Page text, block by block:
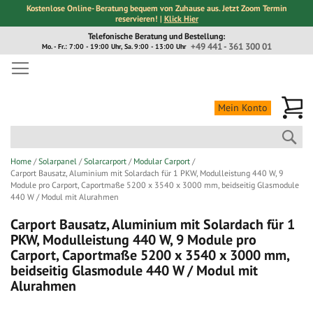
Kostenlose Online- Beratung bequem von Zuhause aus. Jetzt Zoom Termin
reservieren! | Klick Hier
Inhalt
Telefonische Beratung und Bestellung:
+49 441 - 361 300 01
Mo. - Fr.: 7:00 - 19:00 Uhr, Sa. 9:00 - 13:00 Uhr
Mein Konto
Home Solarpanel Solarcarport
Modular Carport
Carport Bausatz, Aluminium mit Solardach für 1 PKW, Modulleistung 440 W, 9
Module pro Carport, Caportmaße 5200 x 3540 x 3000 mm, beidseitig Glasmodule
440 W / Modul mit Alurahmen
Carport Bausatz, Aluminium mit Solardach für 1
PKW, Modulleistung 440 W, 9 Module pro
Carport, Caportmaße 5200 x 3540 x 3000 mm,
beidseitig Glasmodule 440 W / Modul mit
Alurahmen